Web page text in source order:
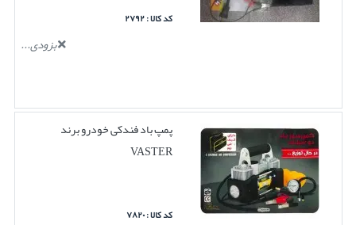
کد کالا : ۲۷۹۲
بزودی...
پمپ باد فندکی خودرو برند
VASTER
کد کالا : ۷۸۲۰